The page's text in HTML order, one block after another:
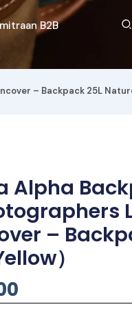
B2B
– Backpack 25L Nature
Alpha
–
）